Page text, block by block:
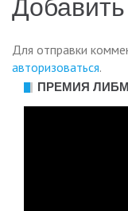
Для отправки
авторизоваться.
ПРЕМИЯ